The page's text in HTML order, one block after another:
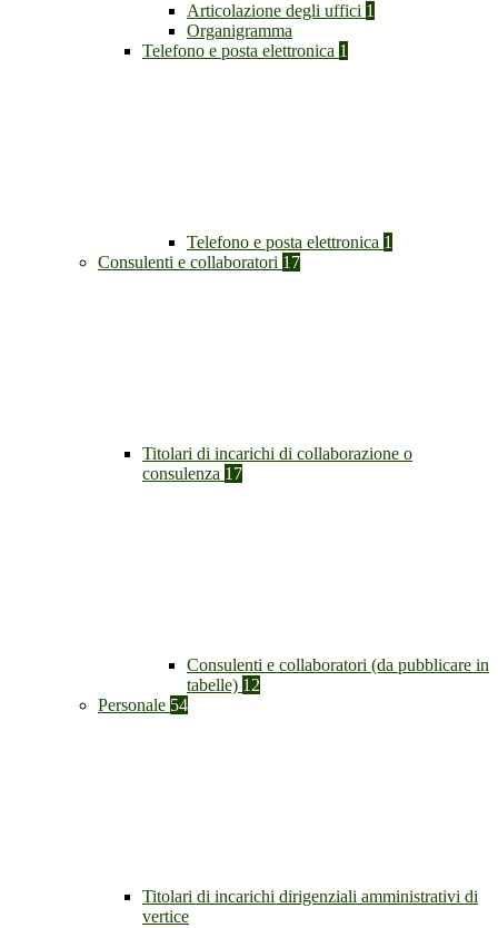
Articolazione degli uffici 1
Organigramma
Telefono e posta elettronica 1
Telefono e posta elettronica 1
Consulenti e collaboratori 17
Titolari di incarichi di collaborazione o
consulenza 17
Consulenti e collaboratori (da pubblicare in
tabelle) 12
Personale 54
Titolari di incarichi dirigenziali amministrativi di
vertice